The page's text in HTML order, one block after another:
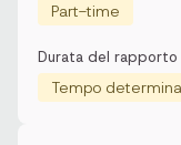
Part-time
Durata del rapporto
Tempo